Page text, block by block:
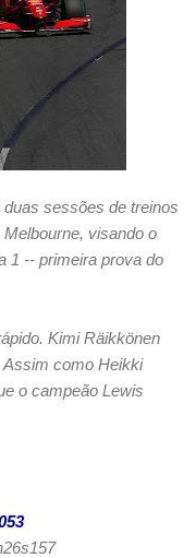
sessões de treinos
visando o
1 -- primeira prova do
Kimi Räikkönen
Assim como Heikki
o campeão Lewis